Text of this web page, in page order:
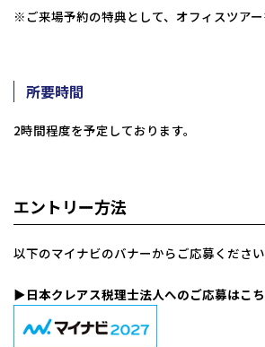
※ご来場予約の特典として、オフィスツアー
所要時間
2時間程度を予定しております。
エントリー方法
以下のマイナビのバナーからご応募ください
▶︎日本クレアス税理士法人へのご応募はこ